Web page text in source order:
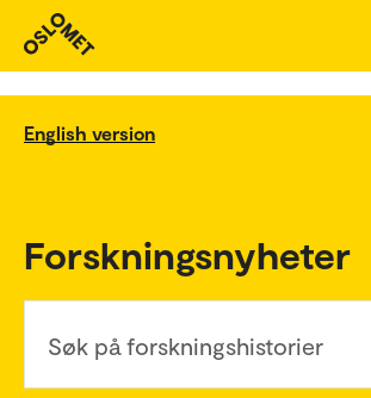
English version
Forskningsnyheter
Søk på forskningshistorier